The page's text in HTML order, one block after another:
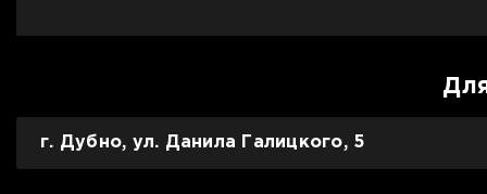
г. Дубно, ул. Данила Галицкого, 5